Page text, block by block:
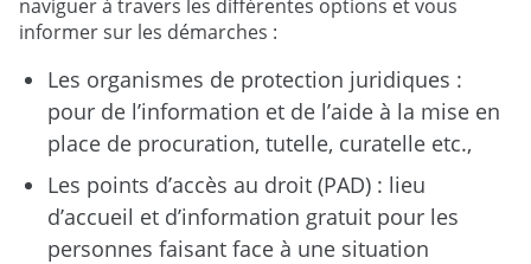
naviguer à travers les différentes options et vous
informer sur les démarches :
Les organismes de protection juridiques :
pour de l’information et de l’aide à la mise en
place de procuration, tutelle, curatelle etc.,
Les points d’accès au droit (PAD) : lieu
d’accueil et d’information gratuit pour les
personnes faisant face à une situation